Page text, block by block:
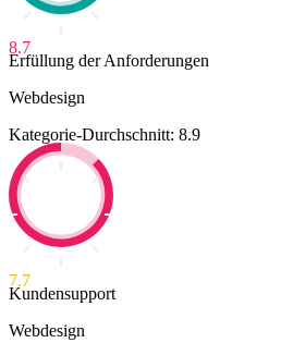
8.7
Erfüllung der Anforderungen
Webdesign
Kategorie-Durchschnitt: 8.9
7.7
Kundensupport
Webdesign